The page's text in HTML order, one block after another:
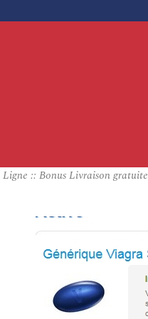
:: Bonus Livraison gratuite